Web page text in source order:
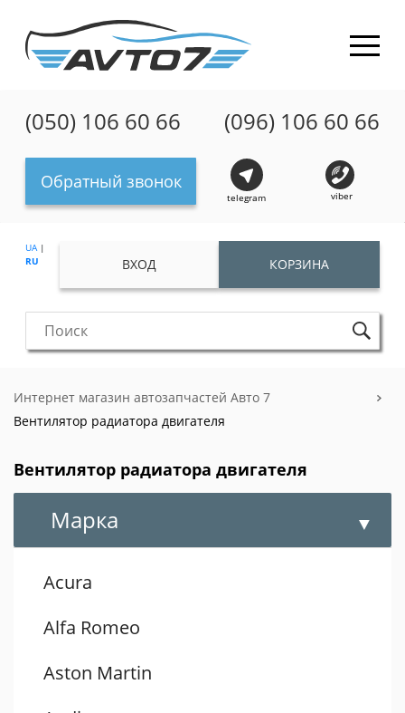
(050) 106 60 66 (096) 106 60 66
Обратный звонок
telegram viber
UA|
RU
ВХОД КОРЗИНА
Интернет магазин автозапчастей Авто 7
Вентилятор радиатора двигателя
Вентилятор радиатора двигателя
Марка
Acura
Alfa Romeo
Aston Martin